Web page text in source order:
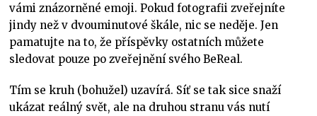
vámi znázorněné emoji. Pokud fotografii zveřejníte
jindy než v dvouminutové škále, nic se neděje. Jen
pamatujte na to, že příspěvky ostatních můžete
sledovat pouze po zveřejnění svého BeReal.
Tím se kruh (bohužel) uzavírá. Síť se tak sice snaží
ukázat reálný svět, ale na druhou stranu vás nutí